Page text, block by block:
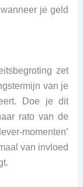
je geld
zet
van je
Doe je dit
rato van de
momenten’
van invloed